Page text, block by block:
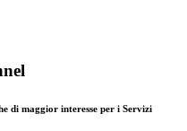
di maggior interesse per i Servizi